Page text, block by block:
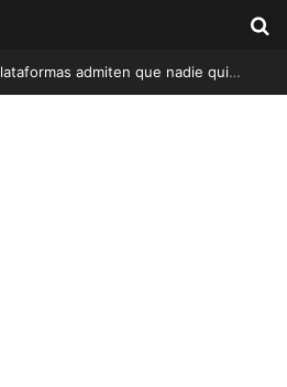
Por fin Meta y otras plataformas admiten que nadie quiere consumir basura generada por IA